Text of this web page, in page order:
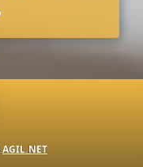
AGIL.NET